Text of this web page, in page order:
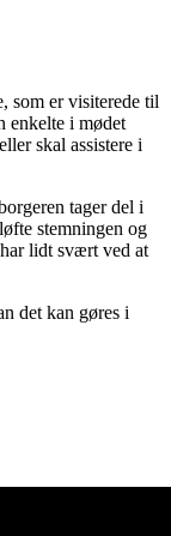
som er visiterede til
enkelte i mødet
skal assistere i
tager del i
stemningen og
lidt svært ved at
det kan gøres i